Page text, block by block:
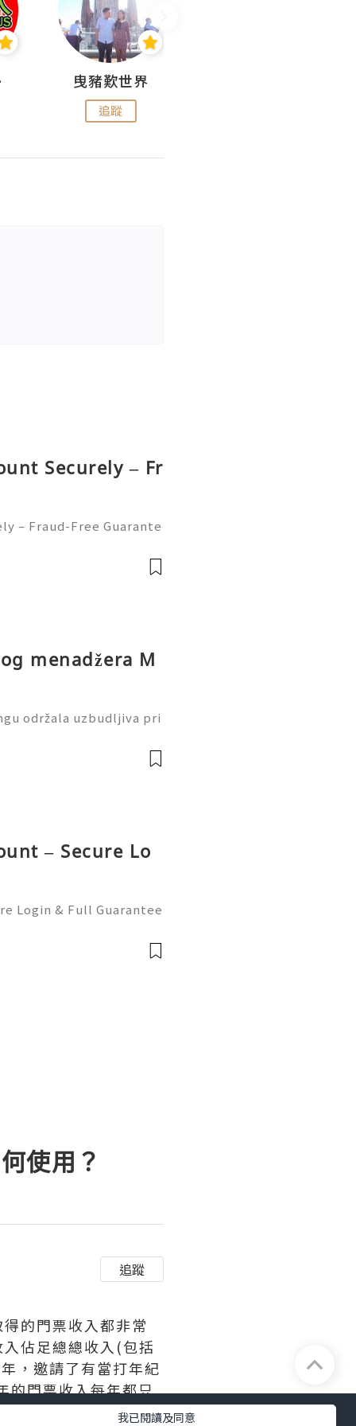
曳豬歎世界
追蹤
Securely – Fr
– Fraud-Free Guarante
day. But sometime
menadžera M
održala uzbudljiva pri
dok se huk publike o
– Secure Lo
Login & Full Guarantee
money, or even your on
使用？
追蹤
的門票收入都非常
佔足總總收入(包括
，邀請了有當打年紀
的門票收入每年都只
我已閱讀及同意